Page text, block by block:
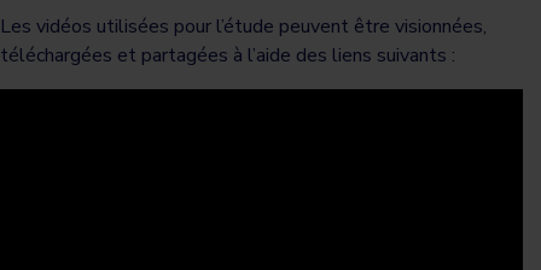
Les vidéos utilisées pour l’étude peuvent être visionnées,
téléchargées et partagées à l’aide des liens suivants :